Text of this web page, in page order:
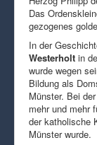
Das
gezogenes
In der
Westerholt in
wurde wegen
Bildung als
Münster. Bei
mehr und mehr
der katholische
Münster wurde.